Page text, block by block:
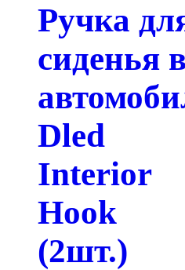
Ручка
сиденья в
Dled
Interior
Hook
(2шт.)